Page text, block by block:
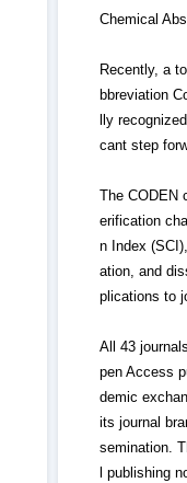
Chemical
Recently, a
bbreviation
lly
cant step
The CODEN
erification
n Index
ation, and
plications to
All 43
pen Access
demic
its journal
semination.
l publishing